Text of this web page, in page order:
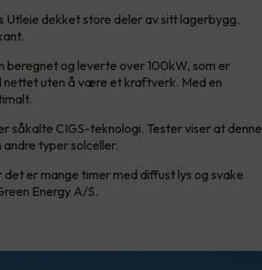
Utleie dekket store deler av sitt lagerbygg.
beregnet og leverte over 100kW, som er
nettet uten å være et kraftverk. Med en
såkalte CIGS-teknologi. Tester viser at denne
andre typer solceller.
er mange timer med diffust lys og svake
Energy A/S.